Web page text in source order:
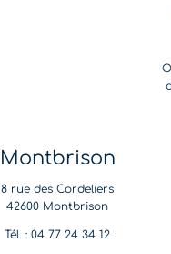
Montbrison
8 rue des Cordeliers
42600 Montbrison
Tél. : 04 77 24 34 12